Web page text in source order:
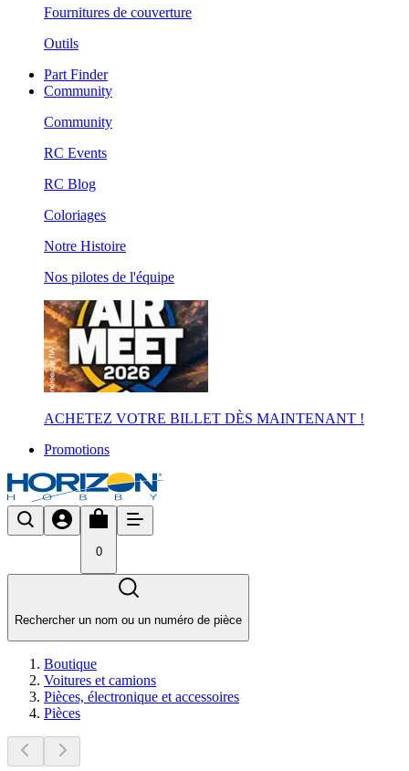
Fournitures de couverture
Outils
Part Finder
Community
Community
RC Events
RC Blog
Coloriages
Notre Histoire
Nos pilotes de l'équipe
ACHETEZ VOTRE BILLET DÈS MAINTENANT !
Promotions
0
Rechercher un nom ou un numéro de pièce
Boutique
Voitures et camions
Pièces, électronique et accessoires
Pièces